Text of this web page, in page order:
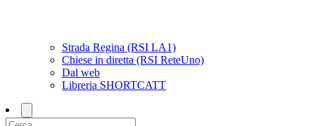
Strada Regina (RSI LA1)
Chiese in diretta (RSI ReteUno)
Dal web
Libreria SHORTCATT